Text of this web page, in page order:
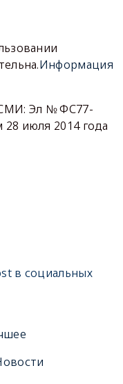
Информация
СМИ: Эл № ФС77-
июля 2014 года
в социальных